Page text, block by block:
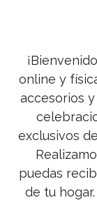
online y
accesorios
exclusivos
puedas
de tu